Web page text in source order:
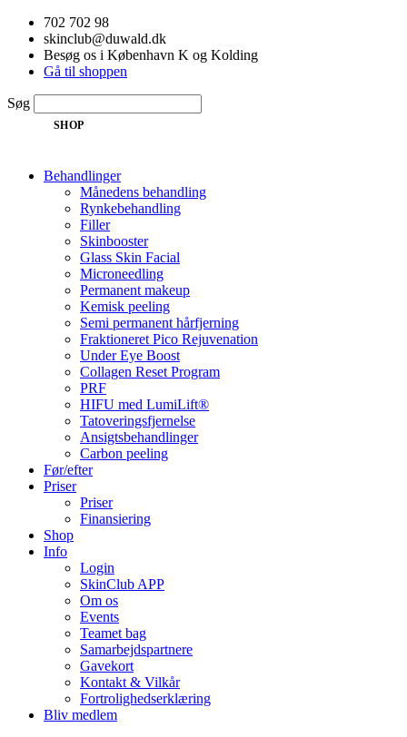
Videre
indhold
702 702 98
skinclub@duwald.dk
Besøg os i København K og Kolding
Gå til shoppen
Søg
SHOP
Behandlinger
Månedens behandling
Rynkebehandling
Filler
Skinbooster
Glass Skin Facial
Microneedling
Permanent makeup
Kemisk peeling
Semi permanent hårfjerning
Fraktioneret Pico Rejuvenation
Under Eye Boost
Collagen Reset Program
PRF
HIFU med LumiLift®
Tatoveringsfjernelse
Ansigtsbehandlinger
Carbon peeling
Før/efter
Priser
Priser
Finansiering
Shop
Info
Login
SkinClub APP
Om os
Events
Teamet bag
Samarbejdspartnere
Gavekort
Kontakt & Vilkår
Fortrolighedserklæring
Bliv medlem